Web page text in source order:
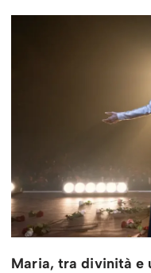
Maria, tra divinità e